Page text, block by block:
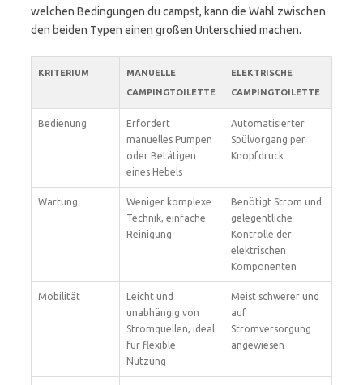
welchen Bedingungen du campst, kann die Wahl zwischen
den beiden Typen einen großen Unterschied machen.
KRITERIUM
MANUELLE
CAMPINGTOILETTE
ELEKTRISCHE
CAMPINGTOILETTE
Bedienung
Erfordert
manuelles Pumpen
oder Betätigen
eines Hebels
Automatisierter
Spülvorgang per
Knopfdruck
Wartung
Weniger komplexe
Technik, einfache
Reinigung
Benötigt Strom und
gelegentliche
Kontrolle der
elektrischen
Komponenten
Mobilität
Leicht und
unabhängig von
Stromquellen, ideal
für flexible
Nutzung
Meist schwerer und
auf
Stromversorgung
angewiesen